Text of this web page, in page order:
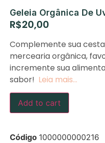
Geleia Orgânica De
R$20,00
Complemente sua
mercearia orgânica,
incremente sua
sabor! Leia mais…
Add to cart
Código 1000000000216